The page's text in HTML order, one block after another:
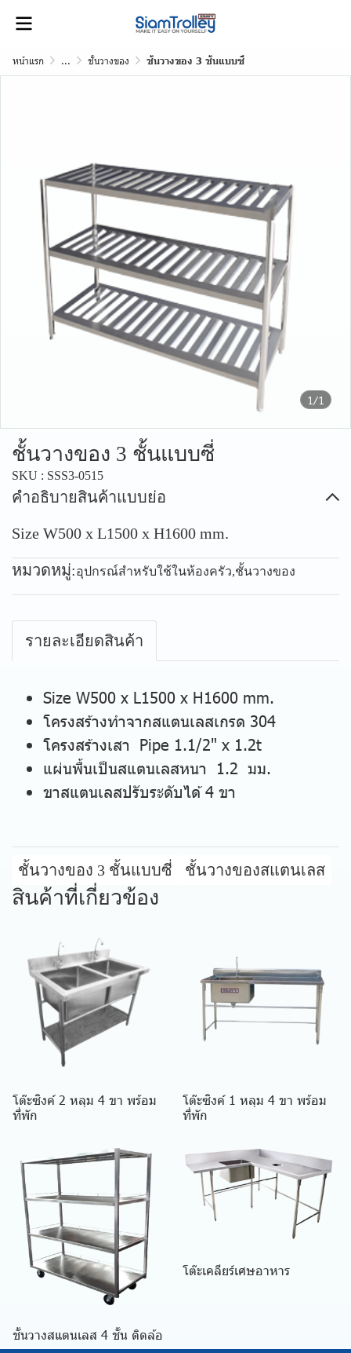
หน้าแรก ... ชั้นวางของ ชั้นวางของ 3 ชั้นแบบซี่
1/1
ชั้นวางของ 3 ชั้นแบบซี่
SKU : SSS3-0515
คำอธิบายสินค้าแบบย่อ
Size W500 x L1500 x H1600 mm.
หมวดหมู่:อุปกรณ์สำหรับใช้ในห้องครัว,ชั้นวางของ
รายละเอียดสินค้า
Size W500 x L1500 x H1600 mm.
โครงสร้างทำจากสแตนเลสเกรด 304
โครงสร้างเสา Pipe 1.1/2" x 1.2t
แผ่นพื้นเป็นสแตนเลสหนา 1.2 มม.
ขาสแตนเลสปรับระดับได้ 4 ขา
ชั้นวางของ 3 ชั้นแบบซี่ ชั้นวางของสแตนเลส
สินค้าที่เกี่ยวข้อง
โต๊ะซิงค์ 2 หลุม 4 ขา พร้อม
ที่พัก
โต๊ะซิงค์ 1 หลุม 4 ขา พร้อม
ที่พัก
ชั้นวางสแตนเลส 4 ชั้น ติดล้อ
โต๊ะเคลียร์เศษอาหาร